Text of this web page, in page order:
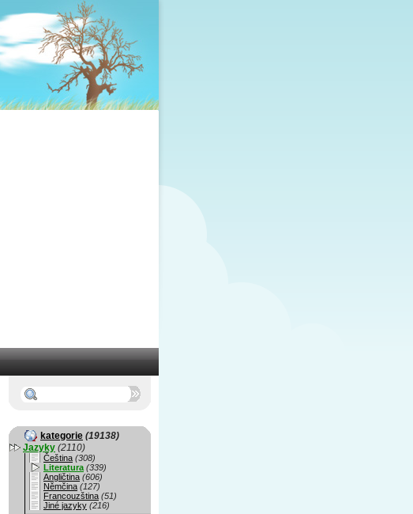
kategorie (19138)
Jazyky (2110)
Čeština (308)
Literatura (339)
Angličtina (606)
Němčina (127)
Francouzština (51)
Jiné jazyky (216)